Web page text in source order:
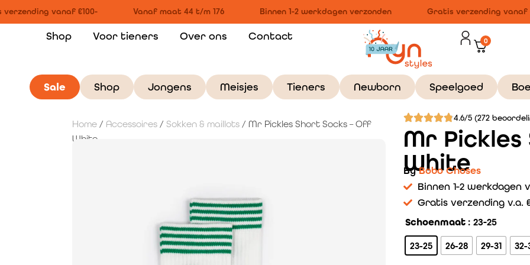
vanaf €100- Vanaf maat 44 t/m 176 Binnen 1-2 werkdagen verzonden Gratis verzending vanaf
Shop Voor tieners Over ons Contact 0
Sale Shop Jongens Meisjes Tieners Newborn Speelgoed
Home / Accessoires / Sokken & maillots / Mr Pickles Short Socks – Off
White
4.6/5 (272
Mr Pickles
White
ByBobo Choses
Binnen 1-2 werkdagen
Gratis verzending v.a.
Schoenmaat : 23-25
23-25 26-28 29-31 32-